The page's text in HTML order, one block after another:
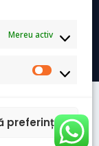
Mereu activ
preferințele